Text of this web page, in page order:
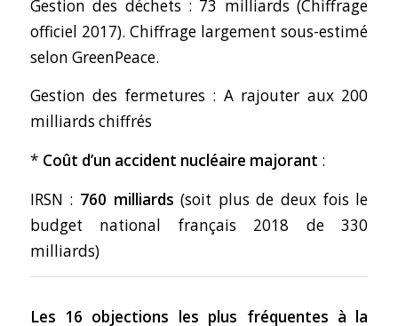
Gestion des déchets : 73 milliards (Chiffrage
officiel 2017). Chiffrage largement sous-estimé
selon GreenPeace.
Gestion des fermetures : A rajouter aux 200
milliards chiffrés
* Coût d’un accident nucléaire majorant :
IRSN : 760 milliards(soit plus de deux fois le
budget national français 2018 de 330
milliards)
Les 16 objections les plus fréquentes à la